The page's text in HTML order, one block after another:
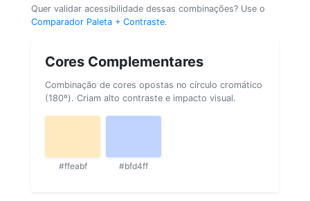
Quer validar acessibilidade dessas combinações? Use o
Comparador Paleta + Contraste.
Cores Complementares
Combinação de cores opostas no círculo cromático
(180º). Criam alto contraste e impacto visual.
#ffeabf #bfd4ff